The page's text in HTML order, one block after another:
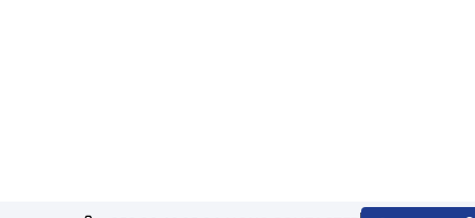
Formation Linux, drivers et noyau, programmation en C